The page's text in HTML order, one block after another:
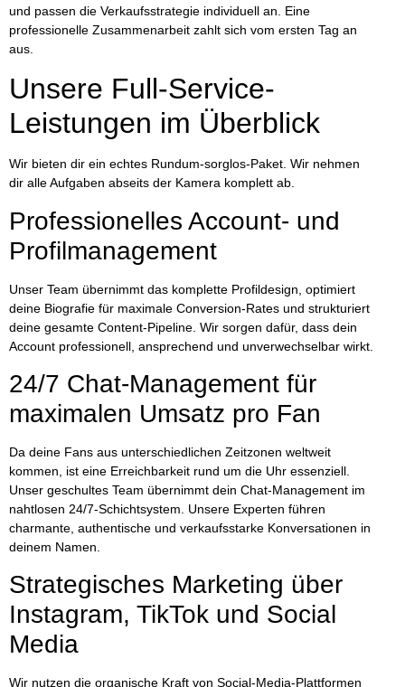
und passen die Verkaufsstrategie individuell an. Eine
professionelle Zusammenarbeit zahlt sich vom ersten Tag an
aus.
Unsere Full-Service-
Leistungen im Überblick
Wir bieten dir ein echtes Rundum-sorglos-Paket. Wir nehmen
dir alle Aufgaben abseits der Kamera komplett ab.
Professionelles Account- und
Profilmanagement
Unser Team übernimmt das komplette Profildesign, optimiert
deine Biografie für maximale Conversion-Rates und strukturiert
deine gesamte Content-Pipeline. Wir sorgen dafür, dass dein
Account professionell, ansprechend und unverwechselbar wirkt.
24/7 Chat-Management für
maximalen Umsatz pro Fan
Da deine Fans aus unterschiedlichen Zeitzonen weltweit
kommen, ist eine Erreichbarkeit rund um die Uhr essenziell.
Unser geschultes Team übernimmt dein Chat-Management im
nahtlosen 24/7-Schichtsystem . Unsere Experten führen
charmante, authentische und verkaufsstarke Konversationen in
deinem Namen.
Strategisches Marketing über
Instagram, TikTok und Social
Media
Wir nutzen die organische Kraft von Social-Media-Plattformen